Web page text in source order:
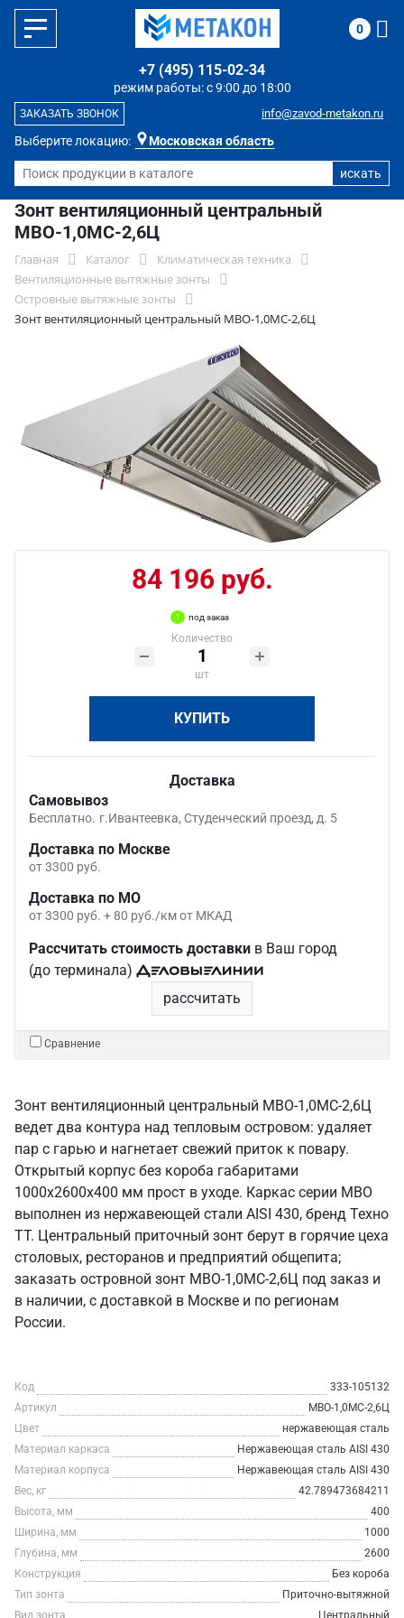
Выберите локацию: Московская область
режим работы: с 9:00 до 18:00
+7 (495) 115-02-34
info@zavod-metakon.ru
ЗАКАЗАТЬ ЗВОНОК
0
Зонт вентиляционный центральный
МВО-1,0МС-2,6Ц
Главная Каталог
Климатическая техника
Вентиляционные вытяжные зонты
Островные вытяжные зонты
Зонт вентиляционный центральный МВО-1,0МС-2,6Ц
84 196 руб.
под заказ
Количество
шт
КУПИТЬ
Доставка
Самовывоз
Бесплатно. г.Ивантеевка, Студенческий проезд, д. 5
Доставка по Москве
от 3300 руб.
Доставка по МО
от 3300 руб. + 80 руб./км от МКАД
Рассчитать стоимость доставки в Ваш город
(до терминала)
рассчитать
Сравнение
Зонт вентиляционный центральный МВО-1,0МС-2,6Ц
ведет два контура над тепловым островом: удаляет
пар с гарью и нагнетает свежий приток к повару.
Открытый корпус без короба габаритами
1000х2600х400 мм прост в уходе. Каркас серии МВО
выполнен из нержавеющей стали AISI 430, бренд Техно
ТТ. Центральный приточный зонт берут в горячие цеха
столовых, ресторанов и предприятий общепита;
заказать островной зонт МВО-1,0МС-2,6Ц под заказ и
в наличии, с доставкой в Москве и по регионам
России.
Код
333-105132
Артикул
МВО-1,0МС-2,6Ц
Цвет
нержавеющая сталь
Материал каркаса
Нержавеющая сталь AISI 430
Материал корпуса
Нержавеющая сталь AISI 430
Вес, кг
42.789473684211
Высота, мм
400
Ширина, мм
1000
Глубина, мм
2600
Конструкция
Без короба
Тип зонта
Приточно-вытяжной
Вид зонта
Центральный